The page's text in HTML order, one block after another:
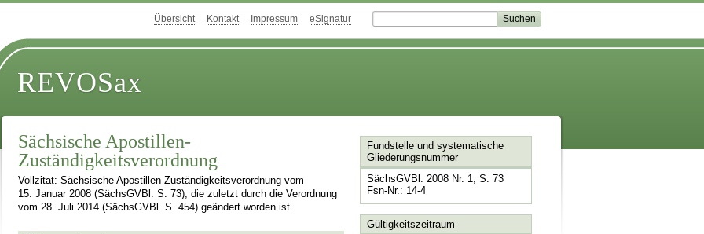
Übersicht Kontakt Impressum eSignatur
REVOSax
Sächsische Apostillen-
Zuständigkeitsverordnung
Vollzitat: Sächsische Apostillen-Zuständigkeitsverordnung vom
15. Januar 2008 (SächsGVBl. S. 73), die zuletzt durch die Verordnung
vom 28. Juli 2014 (SächsGVBl. S. 454) geändert worden ist
Fundstelle und systematische
Gliederungsnummer
SächsGVBl. 2008 Nr. 1, S. 73
Fsn-Nr.: 14-4
Gültigkeitszeitraum